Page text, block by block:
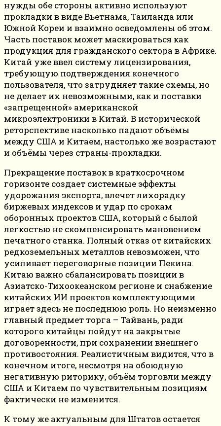
нужды обе стороны активно используют
прокладки в виде Вьетнама, Таиланда или
Южной Кореи и взаимно осведомлены об этом.
Часть поставок может маскироваться как
продукция для гражданского сектора в Африке.
Китай уже ввел систему лицензирования,
требующую подтверждения конечного
пользователя, что затрудняет такие схемы, но
не делает их невозможными, как и поставки
«запрещенной» американской
микроэлектроники в Китай. В исторической
реторспективе насколько падают объёмы
между США и Китаем, настолько же возрастают
и объёмы через страны-прокладки.
Прекращение поставок в краткосрочном
горизонте создает системные эффекты
удорожания экспорта, влечет лихорадку
биржевых индексов и удар по срокам
оборонных проектов США, который с былой
легкостью не скомпенсировать мановением
печатного станка. Полный отказ от китайских
редкоземельных металлов невозможен, что
усиливает переговорные позиции Пекина.
Китаю важно сбалансировать позиции в
Азиатско-Тихоокеанском регионе и снабжение
китайских ИИ проектов комплектующими
играет здесь не последнюю роль. Но неизменно
главный предмет торга – Тайвань, ради
которого китайцы пойдут на закрытые
договоренности, при сохранении внешнего
противостояния. Реалистичным видится, что в
конечном итоге, несмотря на обоюдную
негативную риторику, объём торговли между
США и Китаем по чувствительным позициям
фактически не изменится.
К тому же актуальным для Штатов остается